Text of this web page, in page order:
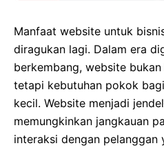
Manfaat website untuk
diragukan lagi. Dalam era
berkembang, website
tetapi kebutuhan pokok
kecil. Website menjadi
memungkinkan jangkauan
interaksi dengan pelanggan